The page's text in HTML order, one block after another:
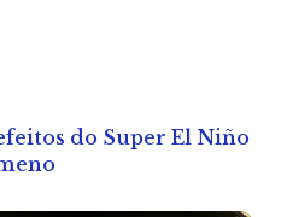
do Super El Niño